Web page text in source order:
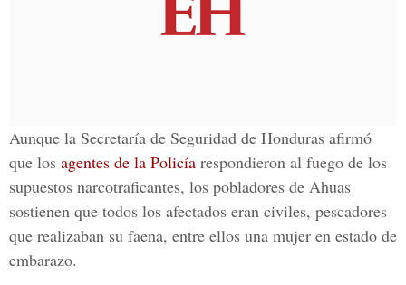
Aunque la Secretaría de Seguridad de Honduras afirmó
que los agentes de la Policía respondieron al fuego de los
supuestos narcotraficantes, los pobladores de Ahuas
sostienen que todos los afectados eran civiles, pescadores
que realizaban su faena, entre ellos una mujer en estado de
embarazo.